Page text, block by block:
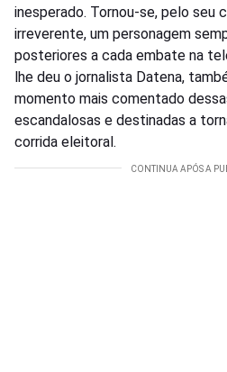
inesperado. Tornou-se, pelo seu
irreverente, um personagem
posteriores a cada embate na
lhe deu o jornalista Datena,
momento mais comentado
escandalosas e destinadas a
corrida eleitoral.